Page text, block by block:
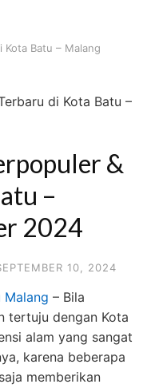
Kota Batu – Malang
&
–
2024
10, 2024
Malang – Bila
tertuju dengan Kota
alam yang sangat
karena beberapa
memberikan